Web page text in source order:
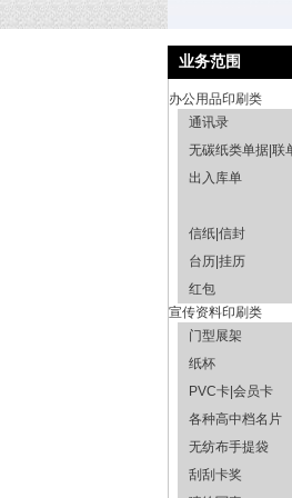
业务范围
办公用品印刷类
通讯录
无碳纸类单据|联
出入库单
信纸|信封
台历|挂历
红包
宣传资料印刷类
门型展架
纸杯
PVC卡|会员卡
各种高中档名片
无纺布手提袋
刮刮卡奖